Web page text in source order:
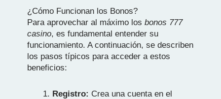
¿Cómo Funcionan los Bonos?
Para aprovechar al máximo losbonos 777
casino, es fundamental entender su
funcionamiento. A continuación, se describen
los pasos típicos para acceder a estos
beneficios:
Registro: Crea una cuenta en el